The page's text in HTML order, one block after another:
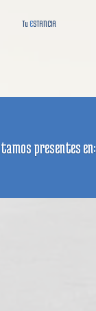
Tu ESTANCIA
presentes en: